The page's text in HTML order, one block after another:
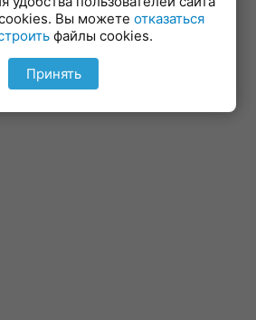
Вы можете отказаться
файлы cookies.
Принять